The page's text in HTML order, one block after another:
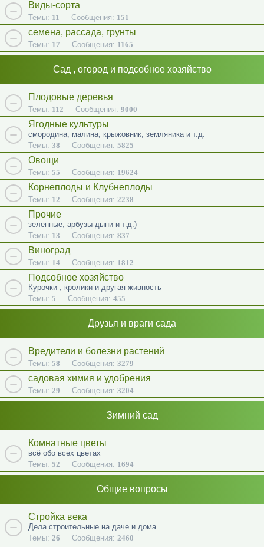
Виды-сорта
Темы: 11 Сообщения: 151
семена, рассада, грунты
Темы: 17 Сообщения: 1165
Сад , огород и подсобное хозяйство
Плодовые деревья
Темы: 112 Сообщения: 9000
Ягодные культуры
смородина, малина, крыжовник, земляника и т.д.
Темы: 38 Сообщения: 5825
Овощи
Темы: 55 Сообщения: 19624
Корнеплоды и Клубнеплоды
Темы: 12 Сообщения: 2238
Прочие
зеленные, арбузы-дыни и т.д.)
Темы: 13 Сообщения: 837
Виноград
Темы: 14 Сообщения: 1812
Подсобное хозяйство
Курочки , кролики и другая живность
Темы: 5 Сообщения: 455
Друзья и враги сада
Вредители и болезни растений
Темы: 58 Сообщения: 3279
садовая химия и удобрения
Темы: 29 Сообщения: 3204
Зимний сад
Комнатные цветы
всё обо всех цветах
Темы: 52 Сообщения: 1694
Общие вопросы
Стройка века
Дела строительные на даче и дома.
Темы: 26 Сообщения: 2460